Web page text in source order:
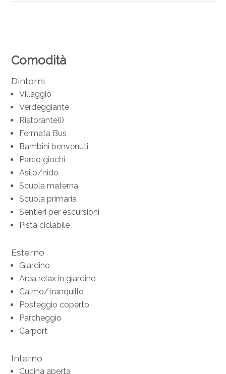
Comodità
Dintorni
Villaggio
Verdeggiante
Ristorante(i)
Fermata Bus
Bambini benvenuti
Parco giochi
Asilo/nido
Scuola materna
Scuola primaria
Sentieri per escursioni
Pista ciclabile
Esterno
Giardino
Area relax in giardino
Calmo/tranquillo
Posteggio coperto
Parcheggio
Carport
Interno
Cucina aperta